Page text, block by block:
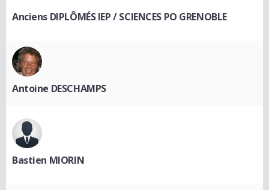
Anciens DIPLÔMÉS IEP / SCIENCES PO GRENOBLE
Antoine DESCHAMPS
Bastien MIORIN